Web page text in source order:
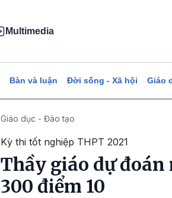
Multimedia
Bàn và luận Đời sống - Xã hội Giáo
Giáo dục - Đào tạo
Kỳ thi tốt nghiệp THPT 2021
Thầy giáo dự đoán
300 điểm 10